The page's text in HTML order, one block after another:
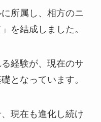
所属し、相方のニ
を結成しました。
経験が、現在のサ
となっています。
現在も進化し続け